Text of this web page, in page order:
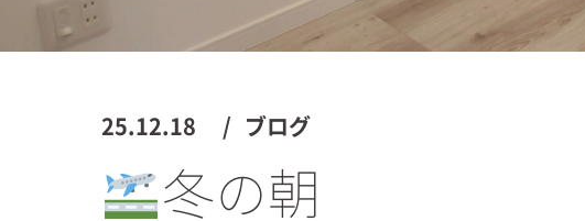
25.12.18 ブログ
冬の朝